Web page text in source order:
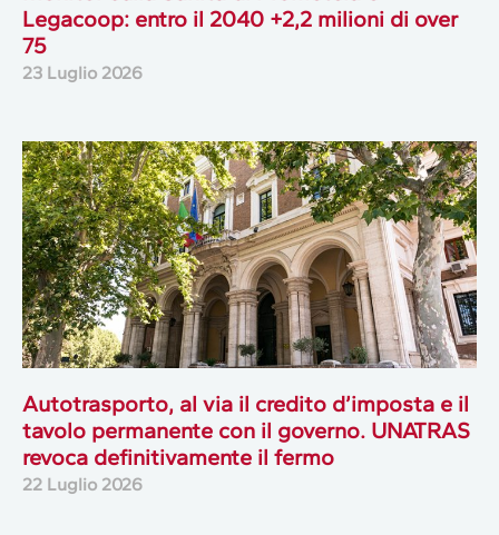
Legacoop: entro il 2040 +2,2 milioni di over
75
23 Luglio 2026
Autotrasporto, al via il credito d’imposta e il
tavolo permanente con il governo. UNATRAS
revoca definitivamente il fermo
22 Luglio 2026